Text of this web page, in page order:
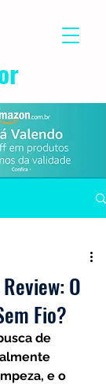
O
Fio?
de
e o